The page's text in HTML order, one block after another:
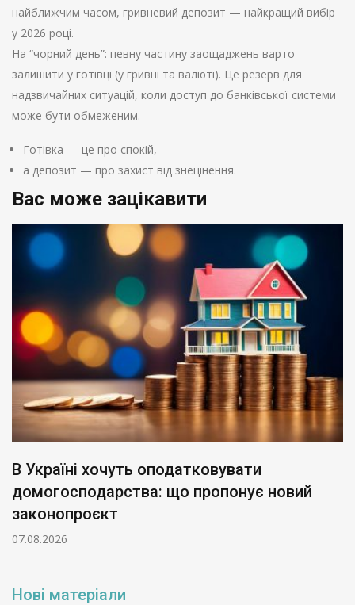
найближчим часом, гривневий депозит — найкращий вибір
у 2026 році.
На “чорний день”: певну частину заощаджень варто
залишити у готівці (у гривні та валюті). Це резерв для
надзвичайних ситуацій, коли доступ до банківської системи
може бути обмеженим.
Готівка — це про спокій,
а депозит — про захист від знецінення.
Вас може зацікавити
В Україні хочуть оподатковувати
домогосподарства: що пропонує новий
законопроєкт
07.08.2026
Нові матеріали